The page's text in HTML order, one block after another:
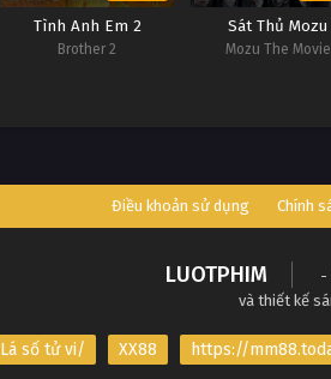
Tình Anh Em 2
Brother 2
Sát Thủ Mozu
Mozu The Movie
Điều khoản sử dụng Chính
LUOTPHIM
-
và thiết kế
Lá số tử vi/ XX88 https://